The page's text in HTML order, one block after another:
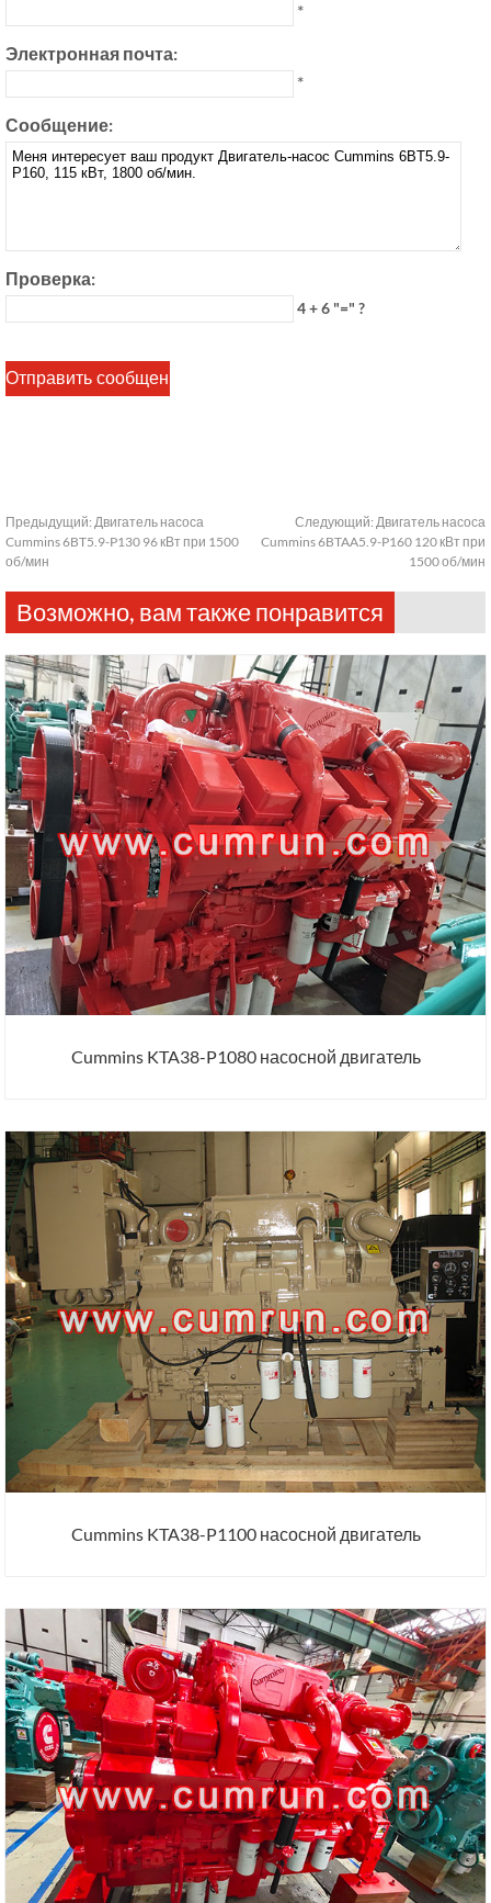
*
Электронная почта:
*
Сообщение:
Проверка:
4 + 6 "=" ?
Предыдущий: Двигатель насоса
Cummins 6BT5.9-P130 96 кВт при 1500
об/мин
Следующий: Двигатель насоса
Cummins 6BTAA5.9-P160 120 кВт при
1500 об/мин
Возможно, вам также понравится
Cummins KTA38-P1080 насосной двигатель
Cummins KTA38-P1100 насосной двигатель